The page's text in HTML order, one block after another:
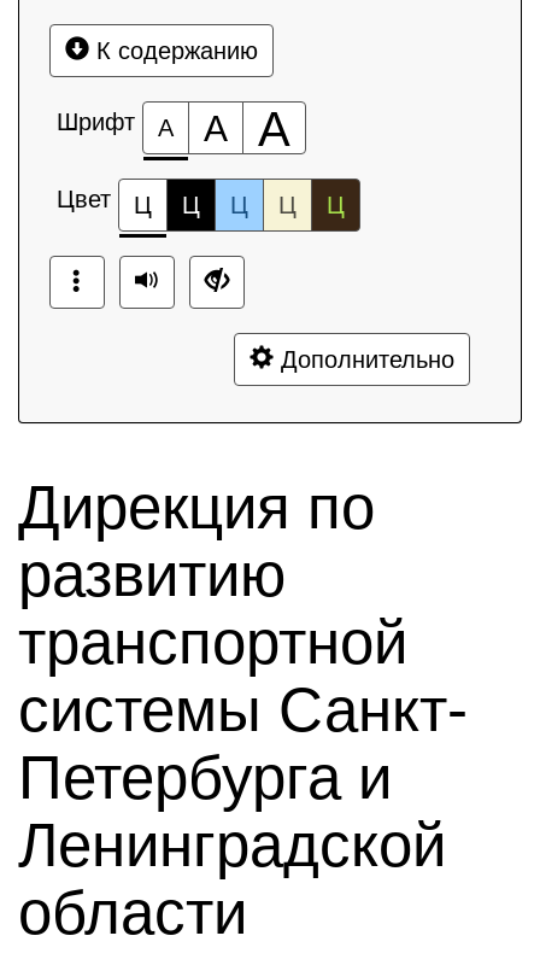
К содержанию
Шрифт А А А
Цвет Ц Ц Ц Ц Ц
Дополнительно
Дирекция по
развитию
транспортной
системы Санкт-
Петербурга и
Ленинградской
области